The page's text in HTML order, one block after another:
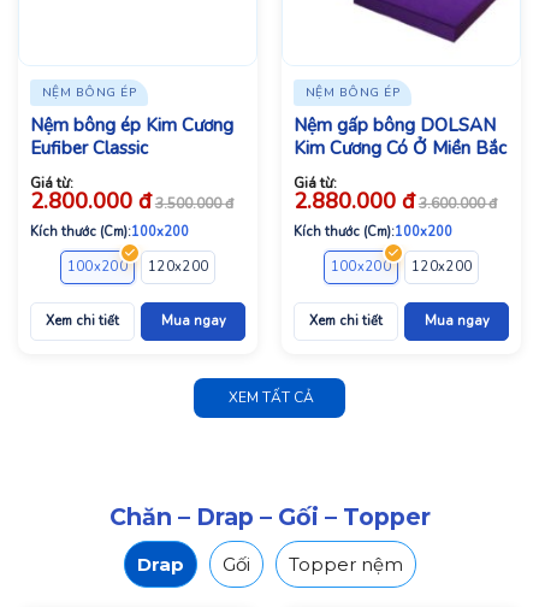
NỆM BÔNG ÉP
Nệm bông ép Kim Cương
Eufiber Classic
Giá từ:
2.800.000 đ 3.500.000đ
Kích thước (Cm):100x200
100x200
120x200 160x200 180x200
Xem chi tiết Mua ngay
NỆM BÔNG ÉP
Nệm gấp bông DOLSAN
Kim Cương Có Ở Miền Bắc
Giá từ:
2.880.000 đ 3.600.000đ
Kích thước (Cm):100x200
100x200
120x200
Xem chi tiết Mua ngay
XEM TẤT CẢ
Chăn – Drap – Gối – Topper
Drap Gối Topper nệm